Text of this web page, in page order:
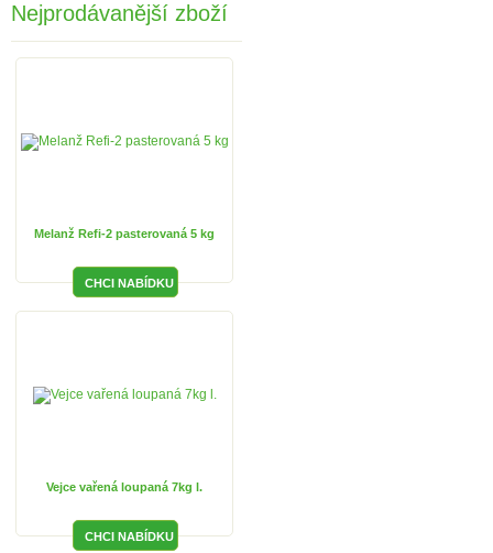
Nejprodávanější zboží
Melanž Refi-2 pasterovaná 5 kg
Vejce vařená loupaná 7kg l.